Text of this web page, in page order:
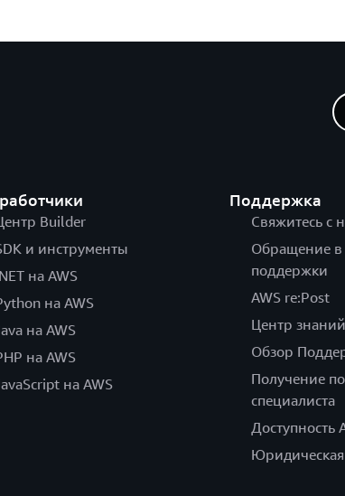
Builder
и инструменты
на AWS
на AWS
на AWS
на AWS
на AWS
Поддержка
Свяжитесь с
Обращение в
поддержки
AWS re:Post
Центр знаний
Обзор
Получение
специалиста
Доступность